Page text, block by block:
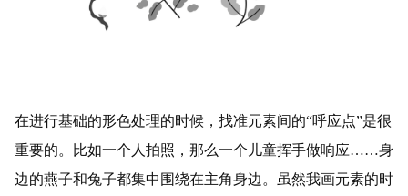
在进行基础的形色处理的时候，找准元素间的“呼应点”是很
重要的。比如一个人拍照，那么一个儿童挥手做响应……身
边的燕子和兔子都集中围绕在主角身边。虽然我画元素的时